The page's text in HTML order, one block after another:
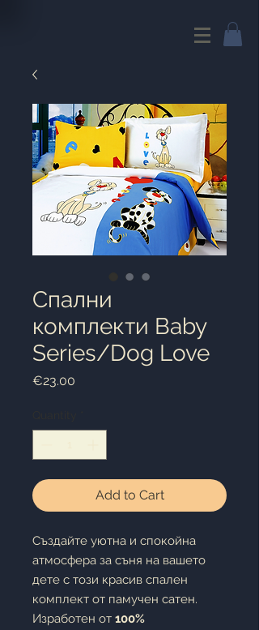
Спални
комплекти Baby
Series/Dog Love
€23.00
Add to Cart
Създайте уютна и спокойна
атмосфера за съня на вашето
дете с този красив спален
комплект от памучен сатен.
Изработен от 100%